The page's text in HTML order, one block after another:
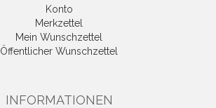
Konto
Merkzettel
Mein Wunschzettel
Öffentlicher Wunschzettel
INFORMATIONEN